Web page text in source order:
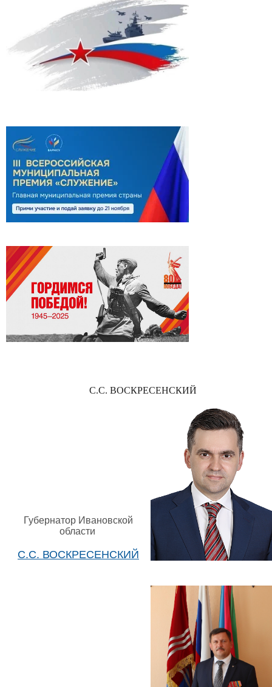
С.С. ВОСКРЕСЕНСКИЙ
Губернатор Ивановской
области
С.С. ВОСКРЕСЕНСКИЙ